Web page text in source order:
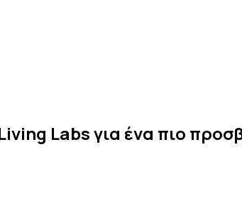
Labs για ένα πιο